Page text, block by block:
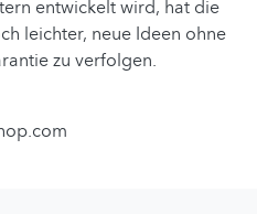
entwickelt wird, hat die
leichter, neue Ideen ohne
zu verfolgen.